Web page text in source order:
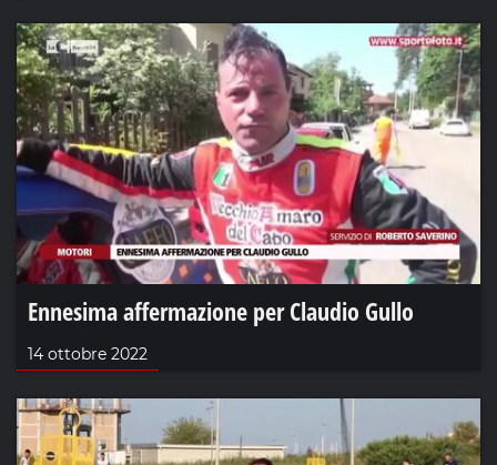
Ennesima affermazione per Claudio Gullo
14 ottobre 2022